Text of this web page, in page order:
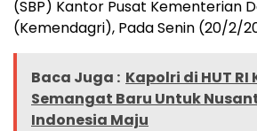
(SBP) Kantor Pusat Kementerian
(Kemendagri), Pada Senin (20/2/
Baca Juga : Kapolri di HUT RI
Semangat Baru Untuk
Indonesia Maju